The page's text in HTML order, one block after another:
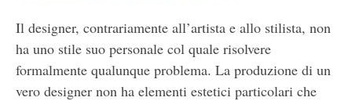
Il designer, contrariamente all’artista e allo stilista, non
ha uno stile suo personale col quale risolvere
formalmente qualunque problema. La produzione di un
vero designer non ha elementi estetici particolari che